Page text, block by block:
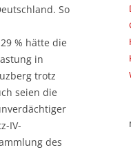
So
% hätte die
in
trotz
seien die
IV-
des